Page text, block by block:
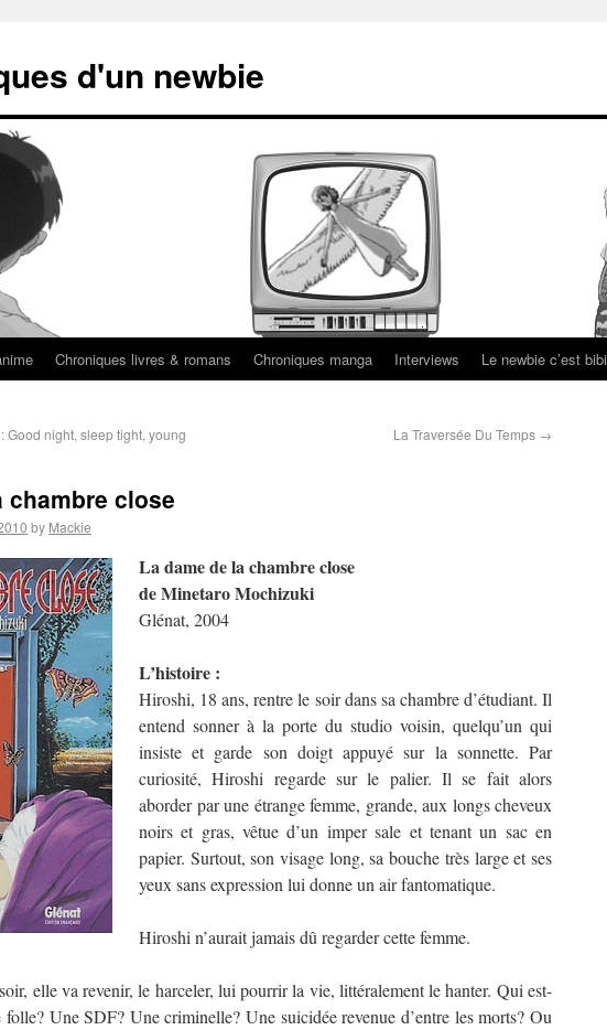
d'un newbie
Chroniques livres & romans Chroniques manga Interviews Le newbie c’est bibi
Good night, sleep tight, young
La Traversée Du Temps →
chambre close
by Mackie
La dame de la chambre close
de Minetaro Mochizuki
Glénat, 2004
L’histoire :
Hiroshi, 18 ans, rentre le soir dans sa chambre d’étudiant. Il
entend sonner à la porte du studio voisin, quelqu’un qui
insiste et garde son doigt appuyé sur la sonnette. Par
curiosité, Hiroshi regarde sur le palier. Il se fait alors
aborder par une étrange femme, grande, aux longs cheveux
noirs et gras, vêtue d’un imper sale et tenant un sac en
papier. Surtout, son visage long, sa bouche très large et ses
yeux sans expression lui donne un air fantomatique.
Hiroshi n’aurait jamais dû regarder cette femme.
elle va revenir, le harceler, lui pourrir la vie, littéralement le hanter. Qui est-
folle? Une SDF? Une criminelle? Une suicidée revenue d’entre les morts? Ou